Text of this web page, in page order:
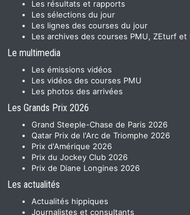
Les résultats et rapports
Les sélections du jour
Les lignes des courses du jour
Les archives des courses PMU, ZEturf et
Le multimedia
Les émissions vidéos
Les vidéos des courses PMU
Les photos des arrivées
Les Grands Prix 2026
Grand Steeple-Chase de Paris 2026
Qatar Prix de l'Arc de Triomphe 2026
Prix d'Amérique 2026
Prix du Jockey Club 2026
Prix de Diane Longines 2026
Les actualités
Actualités hippiques
Journalistes et consultants